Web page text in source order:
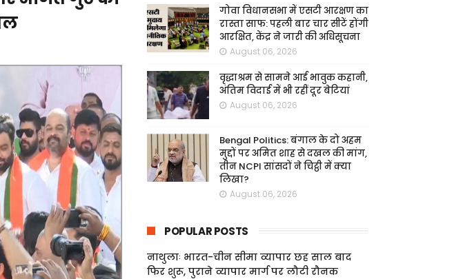
गोवा विधानसभा में एसटी आरक्षण का
रास्ता साफ: पहली बार चार सीटें होंगी
आरक्षित, केंद्र ने जारी की अधिसूचना
August 06, 2026
वृद्धाश्रम से सामने आई भावुक कहानी,
अंतिम विदाई में भी रहीं दूर बेटियां
August 06, 2026
Bengal Politics: बंगाल के दो अहम
मुद्दों पर अमित शाह से दखल की मांग,
तीन NCPI सांसदों ने चिट्ठी में क्या
लिखा?
August 06, 2026
POPULAR POSTS
नाथुलाः भारत-चीन सीमा व्यापार छह साल बाद
फिर शुरू, पुराने व्यापार मार्ग पर लौटी रौनक